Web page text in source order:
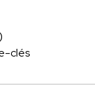
clés